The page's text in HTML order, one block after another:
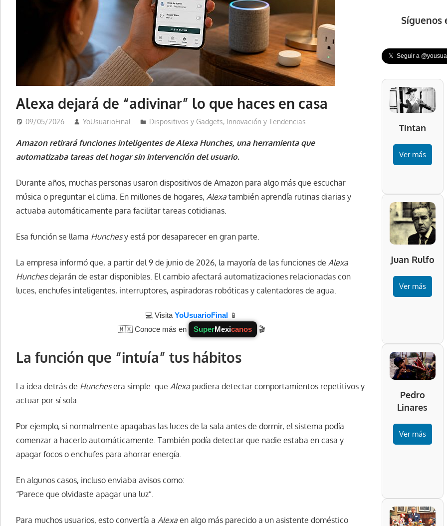
Alexa dejará de “adivinar” lo que haces en casa
09/05/2026 YoUsuarioFinal Dispositivos y Gadgets, Innovación y Tendencias
Amazon retirará funciones inteligentes de Alexa Hunches, una herramienta que
automatizaba tareas del hogar sin intervención del usuario.
Durante años, muchas personas usaron dispositivos de Amazon para algo más que escuchar
música o preguntar el clima. En millones de hogares, Alexa también aprendía rutinas diarias y
actuaba automáticamente para facilitar tareas cotidianas.
Esa función se llama Hunchesy está por desaparecer en gran parte.
La empresa informó que, a partir del 9 de junio de 2026, la mayoría de las funciones de Alexa
Hunchesdejarán de estar disponibles. El cambio afectará automatizaciones relacionadas con
luces, enchufes inteligentes, interruptores, aspiradoras robóticas y calentadores de agua.
💻 VisitaYoUsuarioFinal 📱
🇲🇽 Conoce más en
SuperMexicanos 🎬
La función que “intuía” tus hábitos
La idea detrás de Hunchesera simple: que Alexa pudiera detectar comportamientos repetitivos y
actuar por sí sola.
Por ejemplo, si normalmente apagabas las luces de la sala antes de dormir, el sistema podía
comenzar a hacerlo automáticamente. También podía detectar que nadie estaba en casa y
apagar focos o enchufes para ahorrar energía.
En algunos casos, incluso enviaba avisos como:
“Parece que olvidaste apagar una luz”.
Para muchos usuarios, esto convertía a Alexa en algo más parecido a un asistente doméstico
Síguenos
𝕏 Seguir a
Tintan
Ver más
Juan Rulfo
Ver más
Pedro
Linares
Ver más